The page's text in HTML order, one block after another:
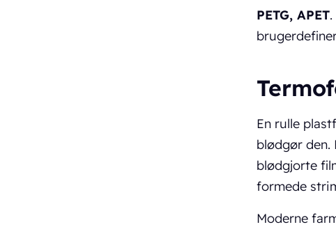
PETG, APET
En rulle
blødgør den.
blødgjorte
formede
Moderne